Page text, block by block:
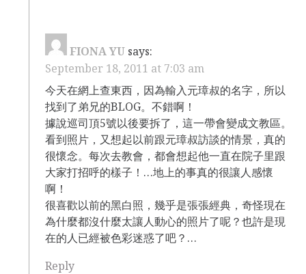
FIONA YU says:
September 18, 2011 at 7:03 am
今天在網上查東西，因為輸入元璋叔的名字，所以
找到了弟兄的BLOG。不錯啊！
據說巡司頂5號以後要拆了，這一帶會變成文教區。
看到照片，又想起以前跟元璋叔訪談的情景，真的
很懷念。每次去教會，都會想起他一直在院子里跟
大家打招呼的樣子！…地上的事真的很讓人感懷
啊！
很喜歡以前的黑白照，幾乎是張張經典，奇怪現在
為什麼都沒什麼太讓人動心的照片了呢？也許是現
在的人已經被色彩迷惑了吧？…
Reply